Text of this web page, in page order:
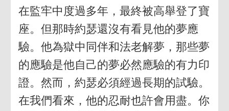
在監牢中度過多年，最終被高舉登了寶
座。但那時約瑟還沒有看見他的夢應
驗。他為獄中同伴和法老解夢，那些夢
的應驗是他自己的夢必然應驗的有力印
證。然而，約瑟必須經過長期的試驗。
在我們看來，他的忍耐也許會用盡。你